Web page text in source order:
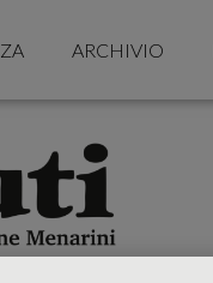
ARCHIVIO